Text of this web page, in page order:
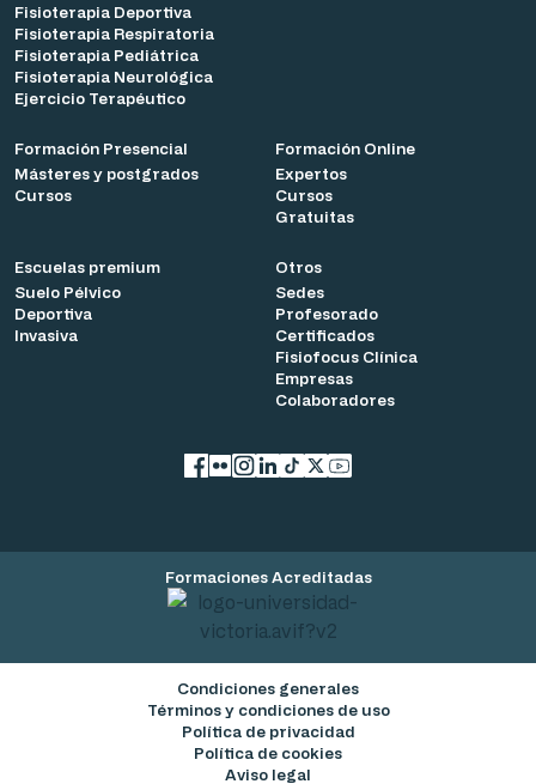
Fisioterapia Deportiva
Fisioterapia Respiratoria
Fisioterapia Pediátrica
Fisioterapia Neurológica
Ejercicio Terapéutico
Formación Presencial
Másteres y postgrados
Cursos
Formación Online
Expertos
Cursos
Gratuitas
Escuelas premium
Suelo Pélvico
Deportiva
Invasiva
Otros
Sedes
Profesorado
Certificados
Fisiofocus Clínica
Empresas
Colaboradores
Formaciones Acreditadas
Condiciones generales
Términos y condiciones de uso
Política de privacidad
Política de cookies
Aviso legal